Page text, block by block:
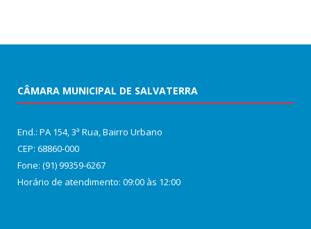
CÂMARA MUNICIPAL DE SALVATERRA
End.: PA 154, 3ª Rua, Bairro Urbano
CEP: 68860‑000
Fone: (91) 99359-6267
Horário de atendimento: 09:00 às 12:00